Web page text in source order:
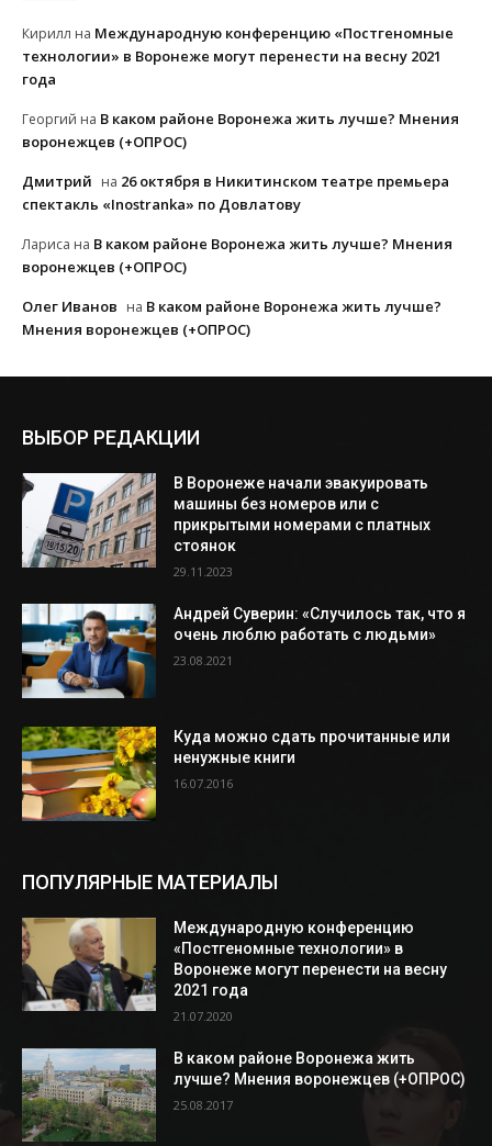
Кирилл на Международную конференцию «Постгеномные
технологии» в Воронеже могут перенести на весну 2021
года
Георгий на В каком районе Воронежа жить лучше? Мнения
воронежцев (+ОПРОС)
Дмитрий на 26 октября в Никитинском театре премьера
спектакль «Inostranka» по Довлатову
Лариса на В каком районе Воронежа жить лучше? Мнения
воронежцев (+ОПРОС)
Олег Иванов на В каком районе Воронежа жить лучше?
Мнения воронежцев (+ОПРОС)
ВЫБОР РЕДАКЦИИ
В Воронеже начали эвакуировать
машины без номеров или с
прикрытыми номерами с платных
стоянок
29.11.2023
Андрей Суверин: «Случилось так, что я
очень люблю работать с людьми»
23.08.2021
Куда можно сдать прочитанные или
ненужные книги
16.07.2016
ПОПУЛЯРНЫЕ МАТЕРИАЛЫ
Международную конференцию
«Постгеномные технологии» в
Воронеже могут перенести на весну
2021 года
21.07.2020
В каком районе Воронежа жить
лучше? Мнения воронежцев (+ОПРОС)
25.08.2017